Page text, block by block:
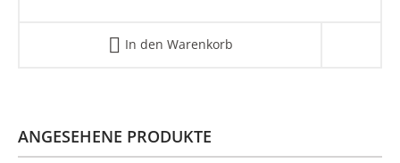
In den Warenkorb
ANGESEHENE PRODUKTE